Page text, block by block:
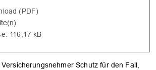
(PDF)
116,17 kB
Schutz für den Fall,